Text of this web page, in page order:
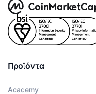
Προϊόντα
Academy